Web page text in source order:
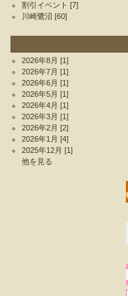
割引イベント [7]
川崎鷺沼 [60]
2026年8月 [1]
2026年7月 [1]
2026年6月 [1]
2026年5月 [1]
2026年4月 [1]
2026年3月 [1]
2026年2月 [2]
2026年1月 [4]
2025年12月 [1]
他を見る